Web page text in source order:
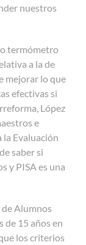
nuestros
termómetro
a la de
mejorar lo que
efectivas si
López
e
Evaluación
saber si
y PISA es una
Alumnos
de 15 años en
los criterios